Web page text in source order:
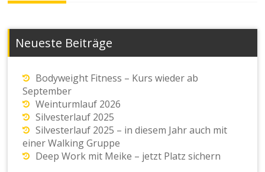
Neueste Beiträge
Bodyweight Fitness – Kurs wieder ab
September
Weinturmlauf 2026
Silvesterlauf 2025
Silvesterlauf 2025 – in diesem Jahr auch mit
einer Walking Gruppe
Deep Work mit Meike – jetzt Platz sichern